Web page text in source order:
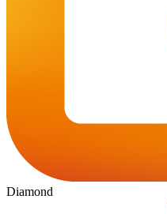
Diamond